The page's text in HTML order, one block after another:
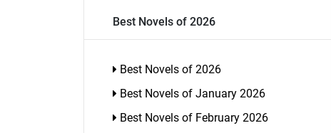
Best Novels of 2026
Best Novels of 2026
Best Novels of January 2026
Best Novels of February 2026